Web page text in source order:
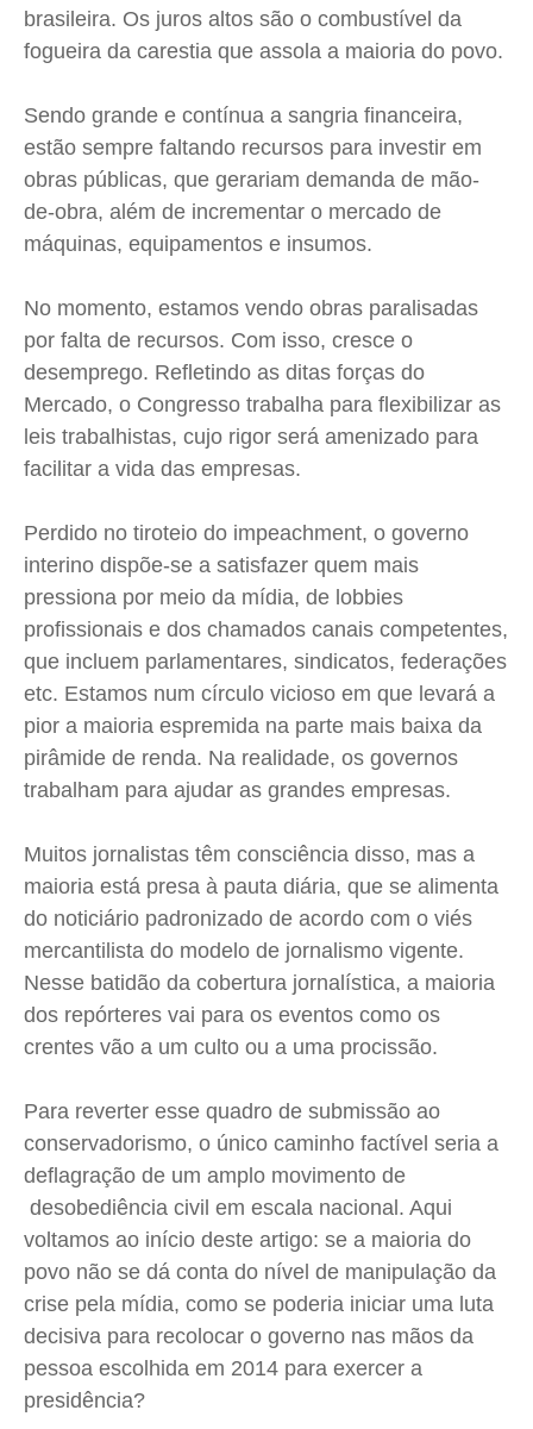
brasileira. Os juros altos são o combustível da
fogueira da carestia que assola a maioria do povo.
Sendo grande e contínua a sangria financeira,
estão sempre faltando recursos para investir em
obras públicas, que gerariam demanda de mão-
de-obra, além de incrementar o mercado de
máquinas, equipamentos e insumos.
No momento, estamos vendo obras paralisadas
por falta de recursos. Com isso, cresce o
desemprego. Refletindo as ditas forças do
Mercado, o Congresso trabalha para flexibilizar as
leis trabalhistas, cujo rigor será amenizado para
facilitar a vida das empresas.
Perdido no tiroteio do impeachment, o governo
interino dispõe-se a satisfazer quem mais
pressiona por meio da mídia, de lobbies
profissionais e dos chamados canais competentes,
que incluem parlamentares, sindicatos, federações
etc. Estamos num círculo vicioso em que levará a
pior a maioria espremida na parte mais baixa da
pirâmide de renda. Na realidade, os governos
trabalham para ajudar as grandes empresas.
Muitos jornalistas têm consciência disso, mas a
maioria está presa à pauta diária, que se alimenta
do noticiário padronizado de acordo com o viés
mercantilista do modelo de jornalismo vigente.
Nesse batidão da cobertura jornalística, a maioria
dos repórteres vai para os eventos como os
crentes vão a um culto ou a uma procissão.
Para reverter esse quadro de submissão ao
conservadorismo, o único caminho factível seria a
deflagração de um amplo movimento de
desobediência civil em escala nacional. Aqui
voltamos ao início deste artigo: se a maioria do
povo não se dá conta do nível de manipulação da
crise pela mídia, como se poderia iniciar uma luta
decisiva para recolocar o governo nas mãos da
pessoa escolhida em 2014 para exercer a
presidência?